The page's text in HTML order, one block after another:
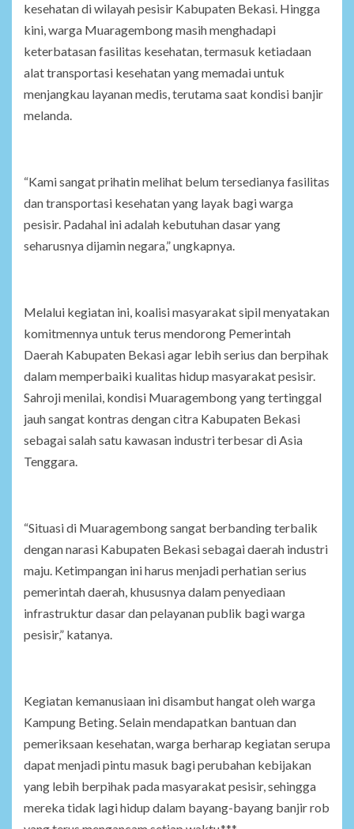
kesehatan di wilayah pesisir Kabupaten Bekasi. Hingga
kini, warga Muaragembong masih menghadapi
keterbatasan fasilitas kesehatan, termasuk ketiadaan
alat transportasi kesehatan yang memadai untuk
menjangkau layanan medis, terutama saat kondisi banjir
melanda.
“Kami sangat prihatin melihat belum tersedianya fasilitas
dan transportasi kesehatan yang layak bagi warga
pesisir. Padahal ini adalah kebutuhan dasar yang
seharusnya dijamin negara,” ungkapnya.
Melalui kegiatan ini, koalisi masyarakat sipil menyatakan
komitmennya untuk terus mendorong Pemerintah
Daerah Kabupaten Bekasi agar lebih serius dan berpihak
dalam memperbaiki kualitas hidup masyarakat pesisir.
Sahroji menilai, kondisi Muaragembong yang tertinggal
jauh sangat kontras dengan citra Kabupaten Bekasi
sebagai salah satu kawasan industri terbesar di Asia
Tenggara.
“Situasi di Muaragembong sangat berbanding terbalik
dengan narasi Kabupaten Bekasi sebagai daerah industri
maju. Ketimpangan ini harus menjadi perhatian serius
pemerintah daerah, khususnya dalam penyediaan
infrastruktur dasar dan pelayanan publik bagi warga
pesisir,” katanya.
Kegiatan kemanusiaan ini disambut hangat oleh warga
Kampung Beting. Selain mendapatkan bantuan dan
pemeriksaan kesehatan, warga berharap kegiatan serupa
dapat menjadi pintu masuk bagi perubahan kebijakan
yang lebih berpihak pada masyarakat pesisir, sehingga
mereka tidak lagi hidup dalam bayang-bayang banjir rob